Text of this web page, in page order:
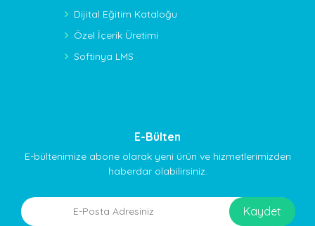
Dijital Eğitim Kataloğu
Özel İçerik Üretimi
Softinya LMS
E-Bülten
E-bültenimize abone olarak yeni ürün ve hizmetlerimizden
haberdar olabilirsiniz.